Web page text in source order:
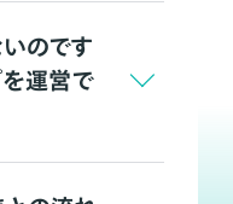
のです
を運営で